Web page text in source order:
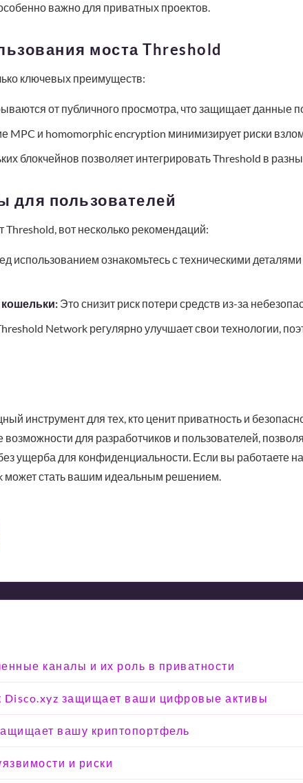
важно для приватных проектов.
моста Threshold
ключевых преимуществ:
от публичного просмотра, что защищает данные
MPC и homomorphic encryption минимизирует риски
блокчейнов позволяет интегрировать Threshold в
для пользователей
Threshold, вот несколько рекомендаций:
использованием ознакомьтесь с техническими
Это снизит риск потери средств из-за
Network регулярно улучшает свои технологии,
инструмент для тех, кто ценит приватность и
для разработчиков и пользователей,
ущерба для конфиденциальности. Если вы работаете
может стать вашим идеальным решением.
каналы и их роль в приватности
Disco.xyz защищает ваши цифровые активы
вашу криптопортфель
и риски